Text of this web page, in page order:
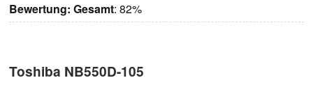
Bewertung: Gesamt: 82%
Toshiba NB550D-105